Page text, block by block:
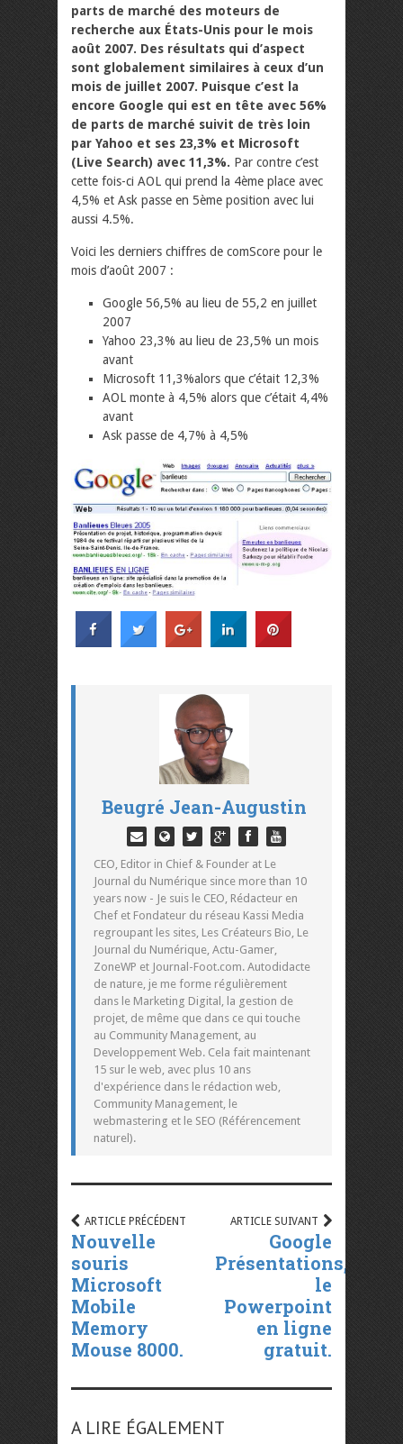
parts de marché des moteurs de
recherche aux États-Unis pour le mois
août 2007. Des résultats qui d’aspect
sont globalement similaires à ceux d’un
mois de juillet 2007. Puisque c’est la
encore Google qui est en tête avec 56%
de parts de marché suivit de très loin
par Yahoo et ses 23,3% et Microsoft
(Live Search) avec 11,3%. Par contre c’est
cette fois-ci AOL qui prend la 4ème place avec
4,5% et Ask passe en 5ème position avec lui
aussi 4.5%.
Voici les derniers chiffres de comScore pour le
mois d’août 2007 :
Google 56,5% au lieu de 55,2 en juillet
2007
Yahoo 23,3% au lieu de 23,5% un mois
avant
Microsoft 11,3%alors que c’était 12,3%
AOL monte à 4,5% alors que c’était 4,4%
avant
Ask passe de 4,7% à 4,5%
Beugré Jean-Augustin
CEO, Editor in Chief & Founder at Le
Journal du Numérique since more than 10
years now - Je suis le CEO, Rédacteur en
Chef et Fondateur du réseau Kassi Media
regroupant les sites, Les Créateurs Bio, Le
Journal du Numérique, Actu-Gamer,
ZoneWP et Journal-Foot.com. Autodidacte
de nature, je me forme régulièrement
dans le Marketing Digital, la gestion de
projet, de même que dans ce qui touche
au Community Management, au
Developpement Web. Cela fait maintenant
15 sur le web, avec plus 10 ans
d'expérience dans le rédaction web,
Community Management, le
webmastering et le SEO (Référencement
naturel).
ARTICLE PRÉCÉDENT
Nouvelle
souris
Microsoft
Mobile
Memory
Mouse 8000.
ARTICLE SUIVANT
Google
Présentations,
le
Powerpoint
en ligne
gratuit.
A LIRE ÉGALEMENT